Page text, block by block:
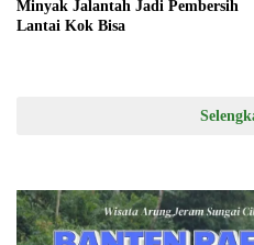
Minyak Jalantah Jadi Pembersih
Lantai Kok Bisa